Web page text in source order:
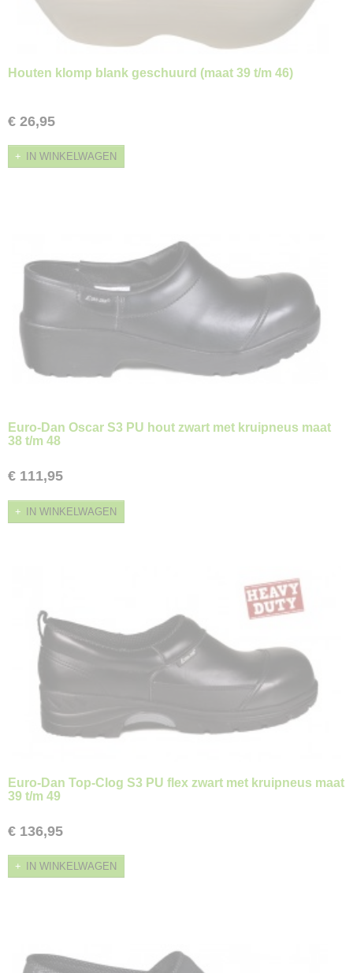
Houten klomp blank geschuurd (maat 39 t/m 46)
€ 26,95
IN WINKELWAGEN
Euro-Dan Oscar S3 PU hout zwart met kruipneus maat
38 t/m 48
€ 111,95
IN WINKELWAGEN
Euro-Dan Top-Clog S3 PU flex zwart met kruipneus maat
39 t/m 49
€ 136,95
IN WINKELWAGEN